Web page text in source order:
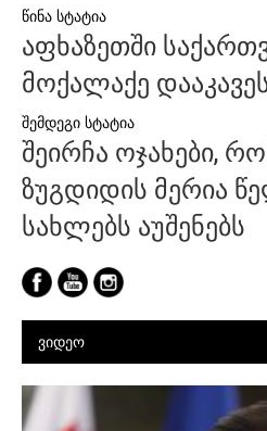
პოსტის
ნავიგაცია
აფხაზეთში
მოქალაქე
შეირჩა ოჯახები,
ზუგდიდის მერია
სახლებს აუშენებს
ᲕᲘᲓᲔᲝ